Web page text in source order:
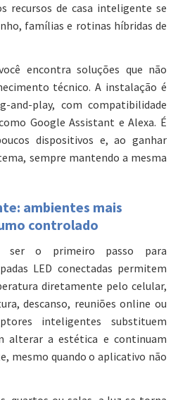
recursos de casa inteligente se
famílias e rotinas híbridas de
encontra soluções que não
técnico. A instalação é
and-play, com compatibilidade
Google Assistant e Alexa. É
dispositivos e, ao ganhar
sempre mantendo a mesma
ambientes mais
controlado
ser o primeiro passo para
LED conectadas permitem
diretamente pelo celular,
descanso, reuniões online ou
inteligentes substituem
alterar a estética e continuam
mesmo quando o aplicativo não